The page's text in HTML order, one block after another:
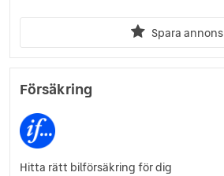
Spara annons
Försäkring
Hitta rätt bilförsäkring för dig